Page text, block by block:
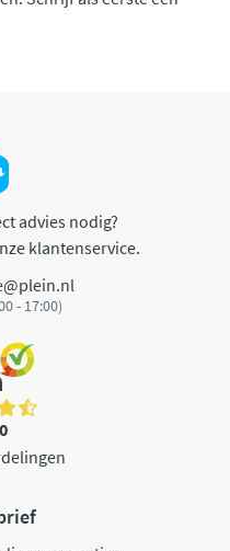
advies nodig?
klantenservice.
- 17:00)